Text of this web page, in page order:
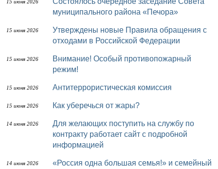
15 июня 2026
муниципального района «Печора»
15 июня 2026
Утверждены новые Правила обращения с
отходами в Российской Федерации
15 июня 2026
Внимание! Особый противопожарный
режим!
15 июня 2026 Антитеррористическая комиссия
15 июня 2026 Как уберечься от жары?
14 июня 2026
Для желающих поступить на службу по
контракту работает сайт с подробной
информацией
14 июня 2026
«Россия одна большая семья!» и семейный